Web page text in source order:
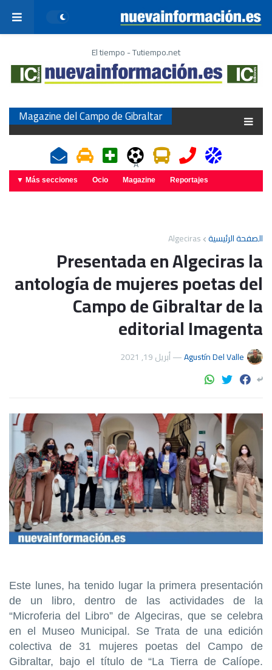
El tiempo - Tutiempo.net
Magazine del Campo de Gibraltar
A
Más secciones ▼ Ocio Magazine Reportajes
الصفحة الرئيسية Algeciras
Presentada en Algeciras la
antología de mujeres poetas del
Campo de Gibraltar de la
editorial Imagenta
Agustín Del Valle
—أبريل 19, 2021
Este lunes, ha tenido lugar la primera presentación
de un libro, dentro de las actividades de la
“Microferia del Libro” de Algeciras, que se celebra
en el Museo Municipal. Se Trata de una edición
colectiva de 31 mujeres poetas del Campo de
Gibraltar, bajo el título de “La Tierra de Calíope.